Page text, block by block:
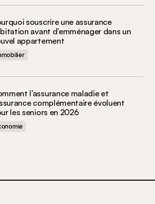
souscrire une assurance
avant d’emménager dans un
appartement
l’assurance maladie et
complémentaire évoluent
les seniors en 2026